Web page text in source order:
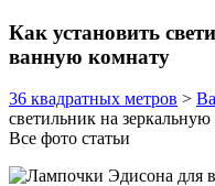
Как установить
ванную комнату
36 квадратных метров >
светильник на
Все фото статьи